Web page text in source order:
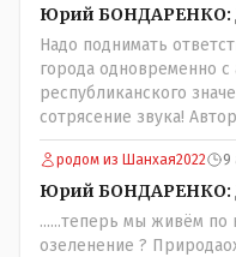
негде..
Юрий БОНДАРЕНКО:
Надо поднимать
города одновременно с
республиканского
сотрясение звука!
необходимо самому
разобраться прежде
население города!
родом из Шанхая2022 9
Юрий БОНДАРЕНКО:
......теперь мы живём по
озеленение ?